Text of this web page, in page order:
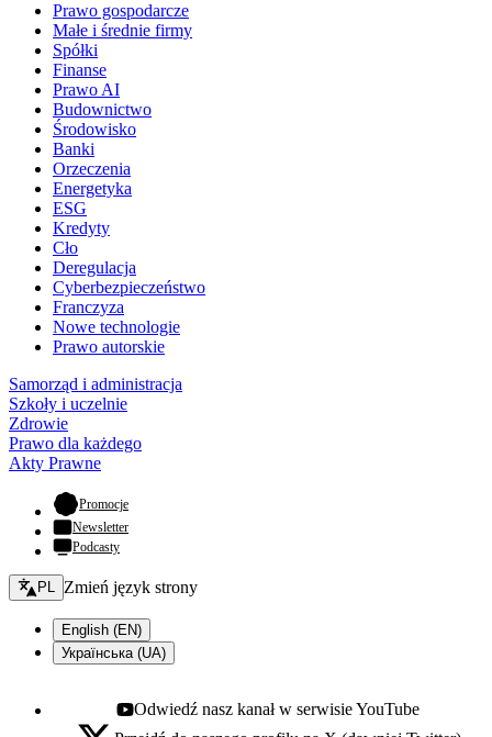
Prawo gospodarcze
Małe i średnie firmy
Spółki
Finanse
Prawo AI
Budownictwo
Środowisko
Banki
Orzeczenia
Energetyka
ESG
Kredyty
Cło
Deregulacja
Cyberbezpieczeństwo
Franczyza
Nowe technologie
Prawo autorskie
Samorząd i administracja
Szkoły i uczelnie
Zdrowie
Prawo dla każdego
Akty Prawne
Promocje- otwiera się w nowej karcie
Newsletter
Podcasty
Zmień język - bieżący:
PL Zmień język strony
English (EN)
Українська (UA)
Youtube - otwiera się w nowej karcie
Odwiedź nasz kanał w serwisie YouTube